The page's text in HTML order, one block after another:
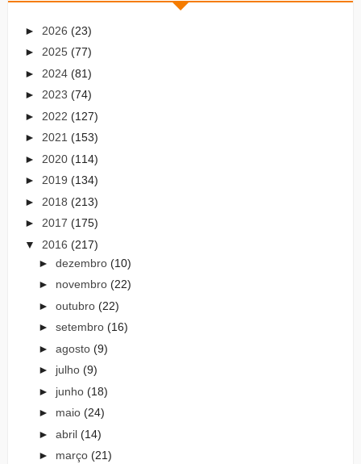
► 2026 (23)
► 2025 (77)
► 2024 (81)
► 2023 (74)
► 2022 (127)
► 2021 (153)
► 2020 (114)
► 2019 (134)
► 2018 (213)
► 2017 (175)
▼ 2016 (217)
► dezembro (10)
► novembro (22)
► outubro (22)
► setembro (16)
► agosto (9)
► julho (9)
► junho (18)
► maio (24)
► abril (14)
► março (21)